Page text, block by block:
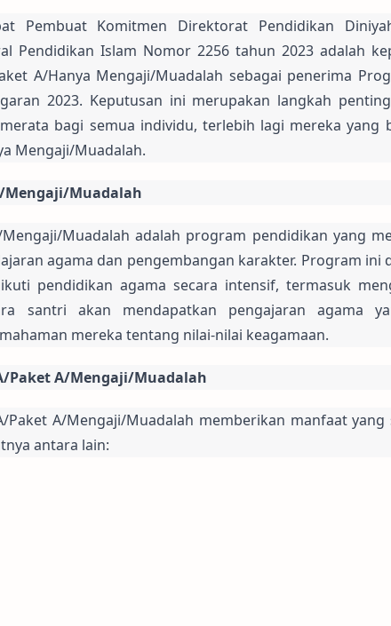
Pembuat Komitmen Direktorat Pendidikan
Pendidikan Islam Nomor 2256 tahun 2023 adalah
A/Hanya Mengaji/Muadalah sebagai penerima
2023. Keputusan ini merupakan langkah
bagi semua individu, terlebih lagi mereka yang
Mengaji/Muadalah.
Mengaji/Muadalah
Mengaji/Muadalah adalah program pendidikan yang
agama dan pengembangan karakter. Program ini
pendidikan agama secara intensif, termasuk
santri akan mendapatkan pengajaran agama
mereka tentang nilai-nilai keagamaan.
Paket A/Mengaji/Muadalah
Paket A/Mengaji/Muadalah memberikan manfaat
antara lain: